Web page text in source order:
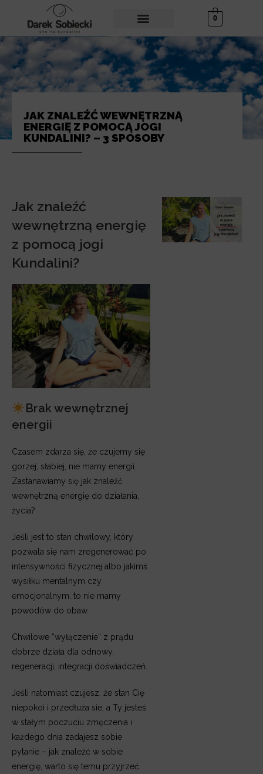
0
JAK ZNALEŹĆ WEWNĘTRZNĄ
ENERGIĘ Z POMOCĄ JOGI
KUNDALINI? – 3 SPOSOBY
Jak znaleźć
wewnętrzną energię
z pomocą jogi
Kundalini?
Brak wewnętrznej
energii
Czasem zdarza się, że czujemy się
gorzej, słabiej, nie mamy energii.
Zastanawiamy się jak znaleźć
wewnętrzną energię do działania,
życia?
Jeśli jest to stan chwilowy, który
pozwala się nam zregenerować po
intensywności fizycznej albo jakimś
wysiłku mentalnym czy
emocjonalnym, to nie mamy
powodów do obaw.
Chwilowe “wyłączenie” z prądu
dobrze działa dla odnowy,
regeneracji, integracji doświadczeń.
Jeśli natomiast czujesz, że stan Cię
niepokoi i przedłuża sie, a Ty jesteś
w stałym poczuciu zmęczenia i
każdego dnia zadajesz sobie
pytanie – jak znaleźć w sobie
energię, warto się temu przyjrzeć.